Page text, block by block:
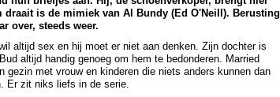
draait is de mimiek van Al Bundy (Ed O'Neill). Berusting
over, steeds weer.
altijd sex en hij moet er niet aan denken. Zijn dochter is
altijd handig genoeg om hem te bedonderen. Married
gezin met vrouw en kinderen die niets anders kunnen dan
Er zit niks liefs in de serie.